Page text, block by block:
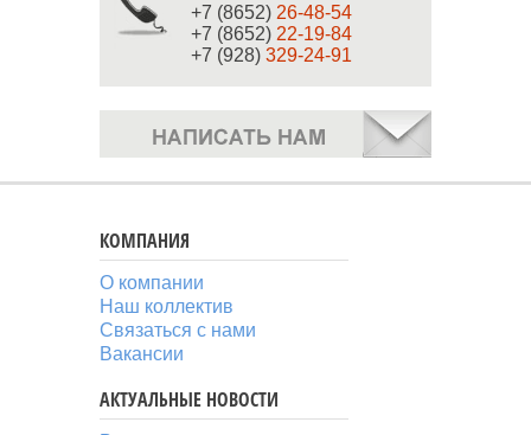
+7 (8652) 26-48-54
+7 (8652) 22-19-84
+7 (928) 329-24-91
КОМПАНИЯ
О компании
Наш коллектив
Связаться с нами
Вакансии
АКТУАЛЬНЫЕ НОВОСТИ